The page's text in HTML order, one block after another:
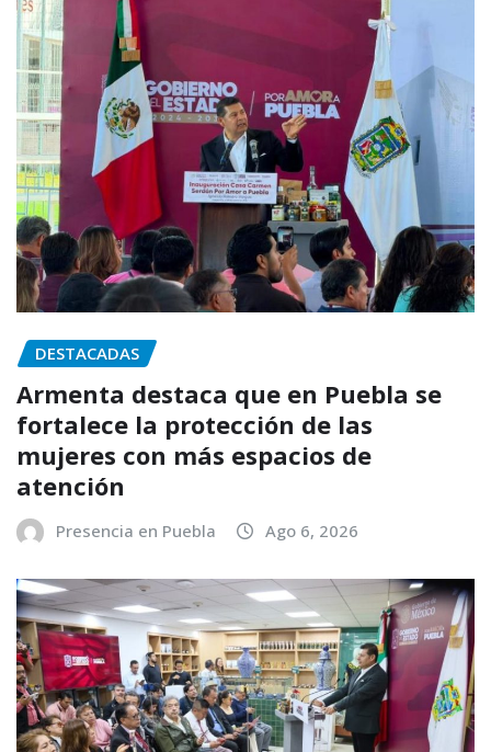
DESTACADAS
Armenta destaca que en Puebla se
fortalece la protección de las
mujeres con más espacios de
atención
Presencia en Puebla Ago 6, 2026